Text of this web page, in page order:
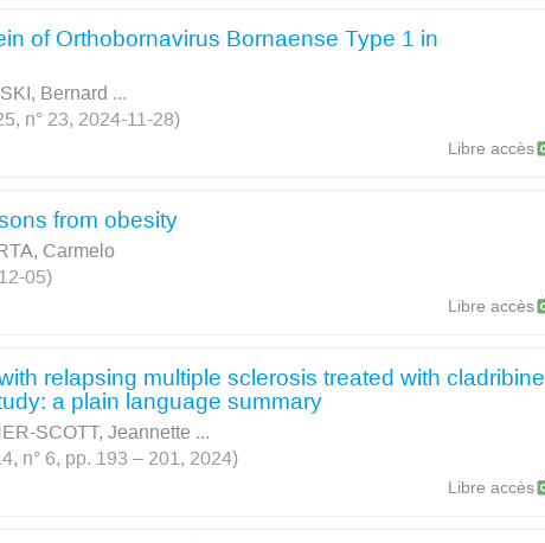
of Orthobornavirus Bornaense Type 1 in
Bernard ...
n° 23, 2024-11-28)
Libre accès
from obesity
Carmelo
05)
Libre accès
relapsing multiple sclerosis treated with cladribine
a plain language summary
SCOTT, Jeannette ...
n° 6, pp. 193 – 201, 2024)
Libre accès